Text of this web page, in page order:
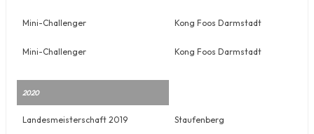
Mini-Challenger Kong Foos Darmstadt
Mini-Challenger Kong Foos Darmstadt
2020
Landesmeisterschaft 2019 Staufenberg